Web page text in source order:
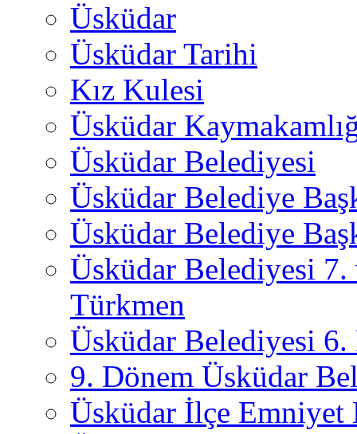
Üsküdar
Üsküdar Tarihi
Kız Kulesi
Üsküdar
Üsküdar Belediyesi
Üsküdar Belediye
Üsküdar Belediye
Üsküdar Belediyesi
Türkmen
Üsküdar Belediyesi 6.
9. Dönem Üsküdar
Üsküdar İlçe